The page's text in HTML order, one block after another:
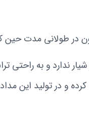
در طولانی مدت حین
ندارد و به راحتی
و در تولید این